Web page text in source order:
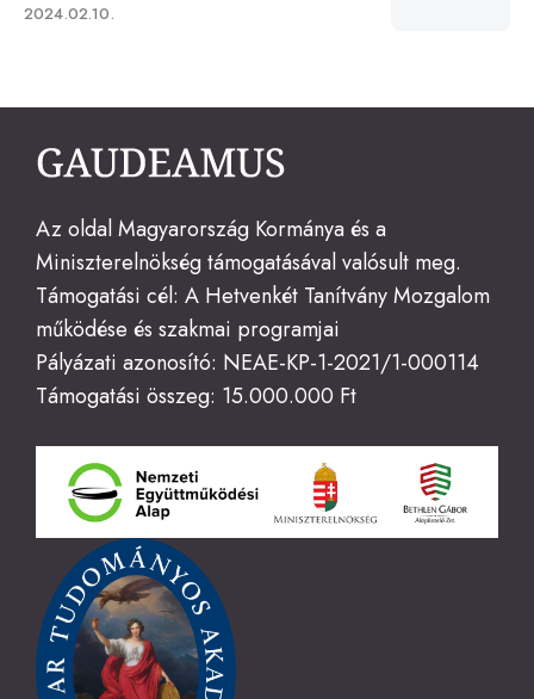
Published
2024.02.10.
Az oldal Magyarország Kormánya és a
Miniszterelnökség támogatásával valósult meg.
Támogatási cél: A Hetvenkét Tanítvány Mozgalom
működése és szakmai programjai
Pályázati azonosító: NEAE-KP-1-2021/1-000114
Támogatási összeg: 15.000.000 Ft